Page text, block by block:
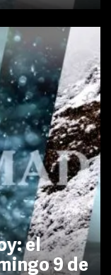
el
9 de